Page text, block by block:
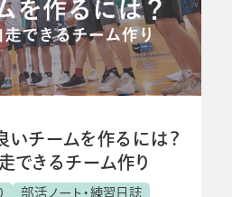
いチームを作るには？
できるチーム作り
部活ノート・練習日誌